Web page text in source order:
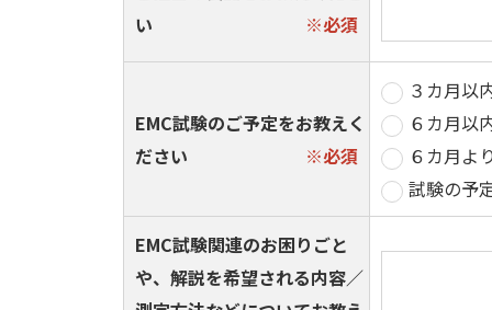
い
EMC試験のご予定をお教えく
ださい
３カ月以
６カ月以
６カ月よ
試験の予
EMC試験関連のお困りごと
や、解説を希望される内容／